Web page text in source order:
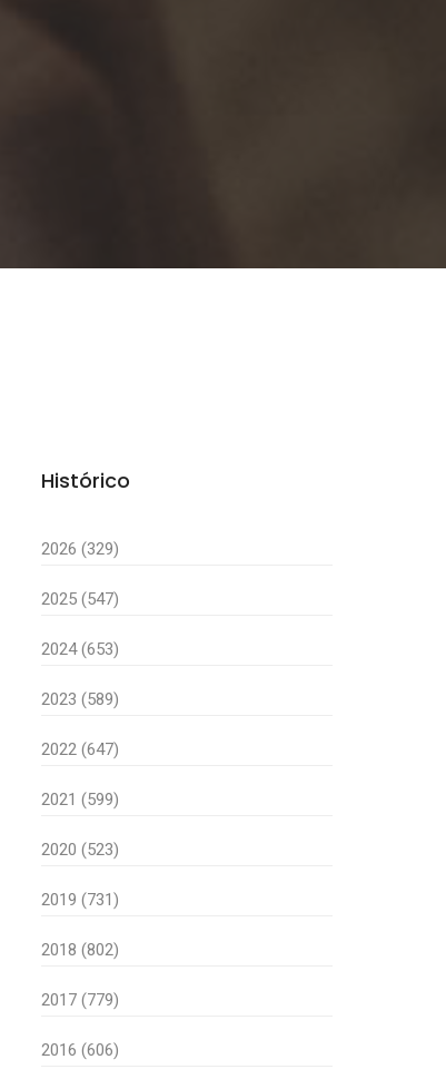
Histórico
2026 (329)
2025 (547)
2024 (653)
2023 (589)
2022 (647)
2021 (599)
2020 (523)
2019 (731)
2018 (802)
2017 (779)
2016 (606)